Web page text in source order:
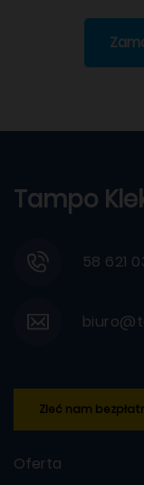
Tampo
58 621
Zleć nam
Oferta